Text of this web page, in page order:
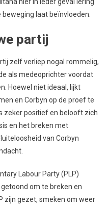
laat beïnvloeden.
partij
zelf verliep nogal rommelig,
als medeoprichter voordat
Hoewel niet ideaal, lijkt
en Corbyn op de proef te
zeker positief en belooft zich
en het breken met
van Corbyn
Labour Party (PLP)
om te breken en
zijn gezet, smeken om weer